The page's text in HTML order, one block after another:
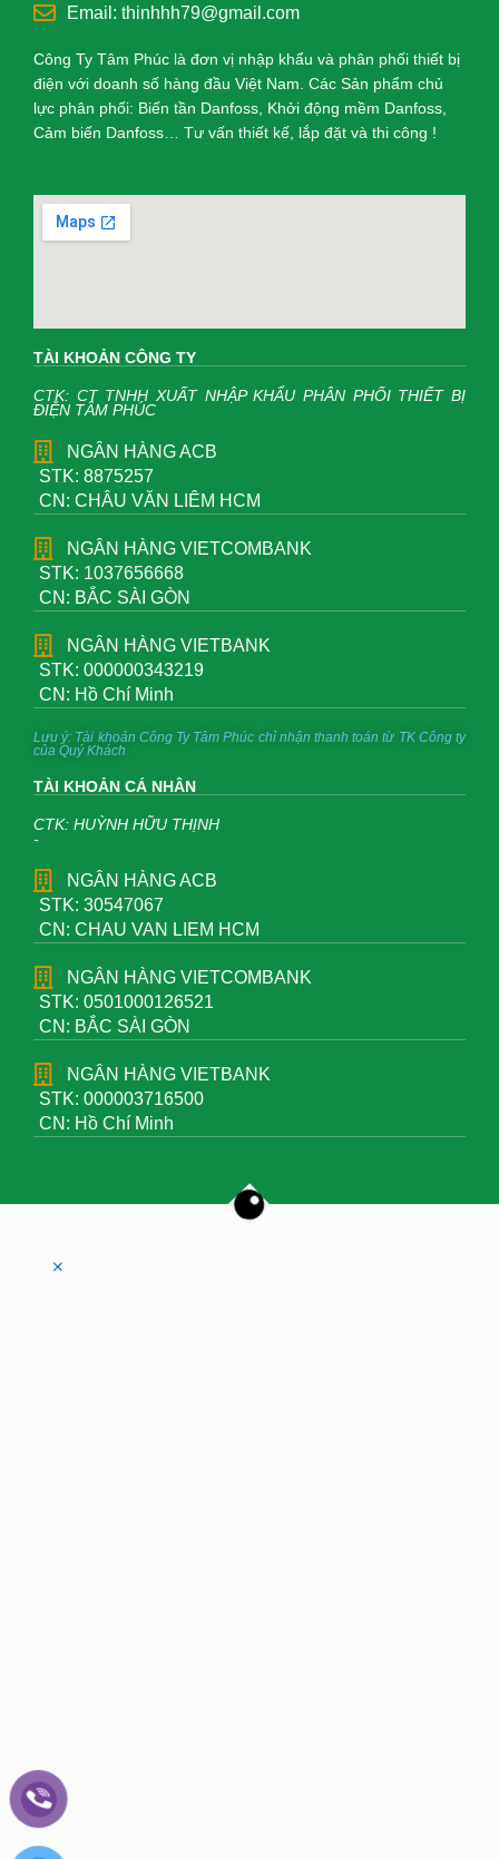
Email: thinhhh79@gmail.com
Công Ty Tâm Phúc là đơn vị nhập khẩu và phân phối thiết bị
điện với doanh số hàng đầu Việt Nam. Các Sản phẩm chủ
lực phân phối: Biến tần Danfoss, Khởi động mềm Danfoss,
Cảm biến Danfoss… Tư vấn thiết kế, lắp đặt và thi công !
TÀI KHOẢN CÔNG TY
CTK: CT TNHH XUẤT NHẬP KHẨU PHÂN PHỐI THIẾT BỊ
ĐIỆN TÂM PHÚC
NGÂN HÀNG ACB
STK: 8875257
CN: CHÂU VĂN LIÊM HCM
NGÂN HÀNG VIETCOMBANK
STK: 1037656668
CN: BẮC SÀI GÒN
NGÂN HÀNG VIETBANK
STK: 000000343219
CN: Hồ Chí Minh
Lưu ý: Tài khoản Công Ty Tâm Phúc chỉ nhận thanh toán từ TK Công ty
của Quý Khách
TÀI KHOẢN CÁ NHÂN
CTK: HUỲNH HỮU THỊNH
-
NGÂN HÀNG ACB
STK: 30547067
CN: CHAU VAN LIEM HCM
NGÂN HÀNG VIETCOMBANK
STK: 0501000126521
CN: BẮC SÀI GÒN
NGÂN HÀNG VIETBANK
STK: 000003716500
CN: Hồ Chí Minh